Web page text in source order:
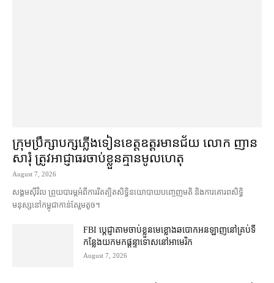
ក្រុមប្រឹក្សា​បក្ស​ភ្លើងទៀន​ខេត្ត​ឧត្ដរមានជ័យ លោក ញាន
សារុំ ត្រូវ​អាជ្ញាធរ​ចាប់ខ្លួន​គ្មាន​មូលហេតុ
August 7, 2026
សង្គម​ស៊ីវិល ព្រួយបារម្ភ​អំពី​ការ​រឹតត្បិត​សិទ្ធិ​នយោបាយ​បញ្ចេញមតិ និង​ការគោរព​សិទ្ធិ
មនុស្ស​នៅ​កម្ពុជា​កាន់តែ​រួម​តូច។
FBI ប្ដេជ្ញា​តាម​ចាប់ខ្លួន​មេខ្លោង​ឆបោក​អនឡាញ​នៅ​គ្រប់​ទី
កន្លែង​យក​មក​ផ្ដន្ទាទោស​នៅ​អាមេរិក
August 7, 2026